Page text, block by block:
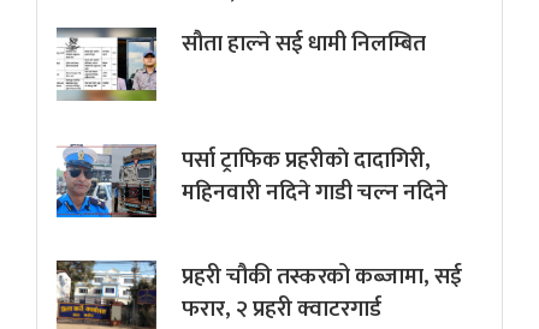
सौता हाल्ने सई धामी निलम्बित
पर्सा ट्राफिक प्रहरीकाे दादागिरी,
महिनवारी नदिने गाडी चल्न नदिने
प्रहरी चौकी तस्करको कब्जामा, सई
फरार, २ प्रहरी क्वाटरगार्ड